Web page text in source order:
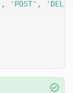
, 'POST' ,